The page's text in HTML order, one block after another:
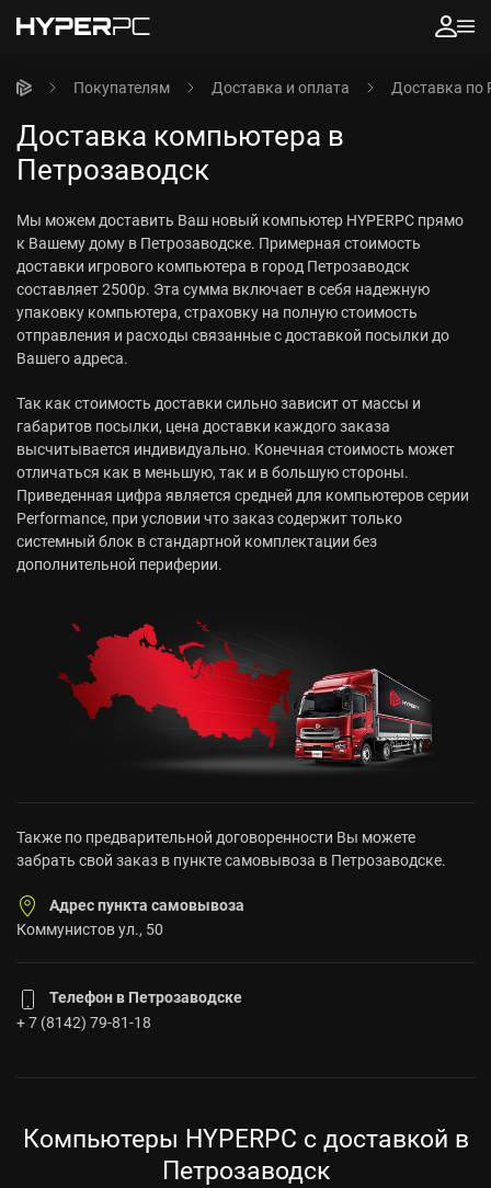
Покупателям Доставка и оплата Доставка по
Доставка компьютера в
Петрозаводск
Мы можем доставить Ваш новый компьютер HYPERPC прямо
к Вашему дому в Петрозаводске. Примерная стоимость
доставки игрового компьютера в город Петрозаводск
составляет 2500р. Эта сумма включает в себя надежную
упаковку компьютера, страховку на полную стоимость
отправления и расходы связанные с доставкой посылки до
Вашего адреса.
Так как стоимость доставки сильно зависит от массы и
габаритов посылки, цена доставки каждого заказа
высчитывается индивидуально. Конечная стоимость может
отличаться как в меньшую, так и в большую стороны.
Приведенная цифра является средней для компьютеров серии
Performance, при условии что заказ содержит только
системный блок в стандартной комплектации без
дополнительной периферии.
Также по предварительной договоренности Вы можете
забрать свой заказ в пункте самовывоза в Петрозаводске.
Адрес пункта самовывоза
Коммунистов ул., 50
Телефон в Петрозаводске
+ 7 (8142) 79-81-18
Компьютеры HYPERPC с доставкой в
Петрозаводск